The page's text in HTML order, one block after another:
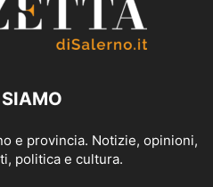
e provincia. Notizie, opinioni,
politica e cultura.